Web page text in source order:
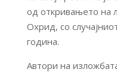
од откривањето на
Охрид, со
година.
Автори на